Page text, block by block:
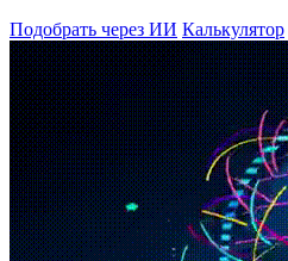
Подобрать через ИИ Калькулятор